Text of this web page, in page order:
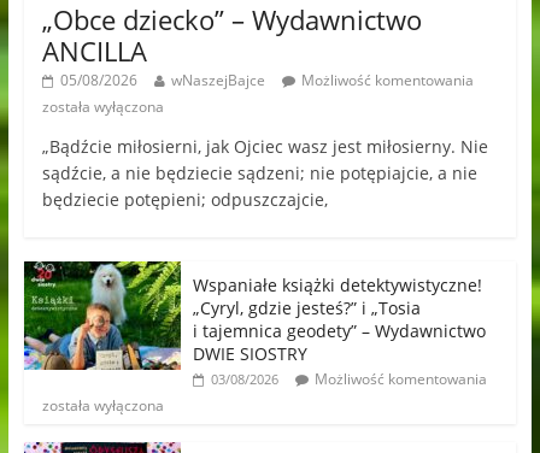
„Obce dziecko” – Wydawnictwo
ANCILLA
05/08/2026 wNaszejBajce
Możliwość komentowania
została wyłączona
„Bądźcie miłosierni, jak Ojciec wasz jest miłosierny. Nie
sądźcie, a nie będziecie sądzeni; nie potępiajcie, a nie
będziecie potępieni; odpuszczajcie,
Wspaniałe książki detektywistyczne!
„Cyryl, gdzie jesteś?” i „Tosia
i tajemnica geodety” – Wydawnictwo
DWIE SIOSTRY
03/08/2026
Możliwość komentowania
została wyłączona